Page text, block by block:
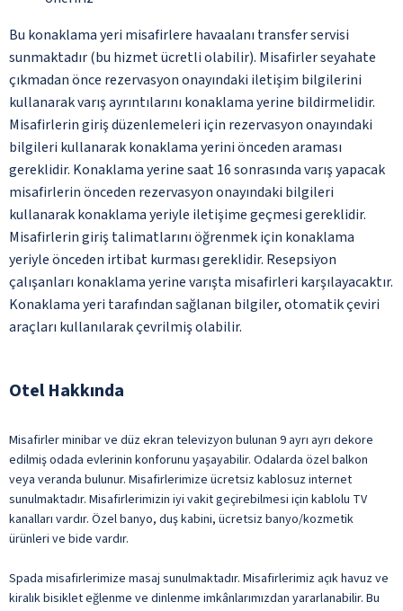
Bu konaklama yeri misafirlere havaalanı transfer servisi
sunmaktadır (bu hizmet ücretli olabilir). Misafirler seyahate
çıkmadan önce rezervasyon onayındaki iletişim bilgilerini
kullanarak varış ayrıntılarını konaklama yerine bildirmelidir.
Misafirlerin giriş düzenlemeleri için rezervasyon onayındaki
bilgileri kullanarak konaklama yerini önceden araması
gereklidir. Konaklama yerine saat 16 sonrasında varış yapacak
misafirlerin önceden rezervasyon onayındaki bilgileri
kullanarak konaklama yeriyle iletişime geçmesi gereklidir.
Misafirlerin giriş talimatlarını öğrenmek için konaklama
yeriyle önceden irtibat kurması gereklidir. Resepsiyon
çalışanları konaklama yerine varışta misafirleri karşılayacaktır.
Konaklama yeri tarafından sağlanan bilgiler, otomatik çeviri
araçları kullanılarak çevrilmiş olabilir.
Otel Hakkında
Misafirler minibar ve düz ekran televizyon bulunan 9 ayrı ayrı dekore
edilmiş odada evlerinin konforunu yaşayabilir. Odalarda özel balkon
veya veranda bulunur. Misafirlerimize ücretsiz kablosuz internet
sunulmaktadır. Misafirlerimizin iyi vakit geçirebilmesi için kablolu TV
kanalları vardır. Özel banyo, duş kabini, ücretsiz banyo/kozmetik
ürünleri ve bide vardır.
Spada misafirlerimize masaj sunulmaktadır. Misafirlerimiz açık havuz ve
kiralık bisiklet eğlenme ve dinlenme imkânlarımızdan yararlanabilir. Bu